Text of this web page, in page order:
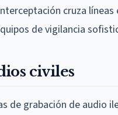
cruza
de vigilancia
civiles
de grabación de audio